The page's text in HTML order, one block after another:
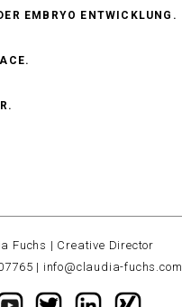
EMBRYO ENTWICKLUNG.
Fuchs | Creative Director
| info@claudia-fuchs.com